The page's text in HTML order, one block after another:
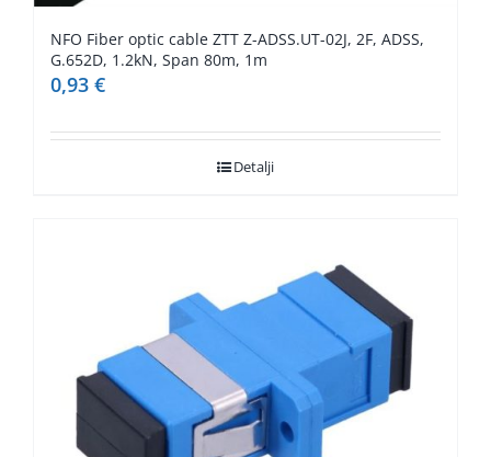
NFO Fiber optic cable ZTT Z-ADSS.UT-02J, 2F, ADSS,
G.652D, 1.2kN, Span 80m, 1m
0,93 €
Detalji